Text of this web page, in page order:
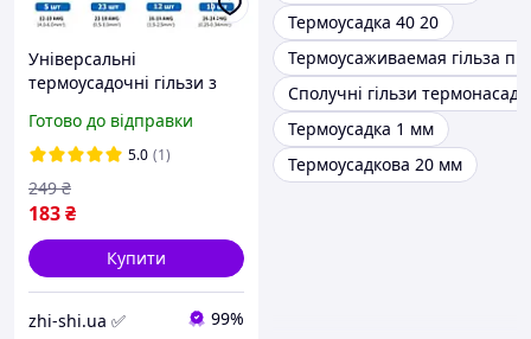
Універсальні
термоусадочні гільзи з
види
Готово до відправки
5.0 (1)
183₴
249 ₴
Купити
zhi-shi.ua ✅ 99%
Термоусадка 40 20
Термоусаживаемая гільза
Сполучні гільзи
Термоусадка 1 мм
Термоусадкова 20 мм